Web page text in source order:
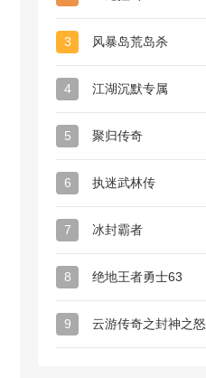
3 风暴岛荒岛杀
4 江湖沉默专属
5 聚归传奇
6 执迷武林传
7 冰封霸者
8 绝地王者勇士63
9 云游传奇之封神之怒